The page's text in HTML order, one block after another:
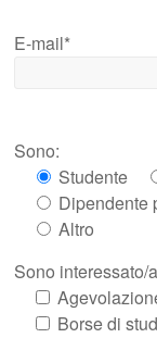
E-mail*
Sono:
Studente
Dipendente
Altro
Sono interessato/
Borse di